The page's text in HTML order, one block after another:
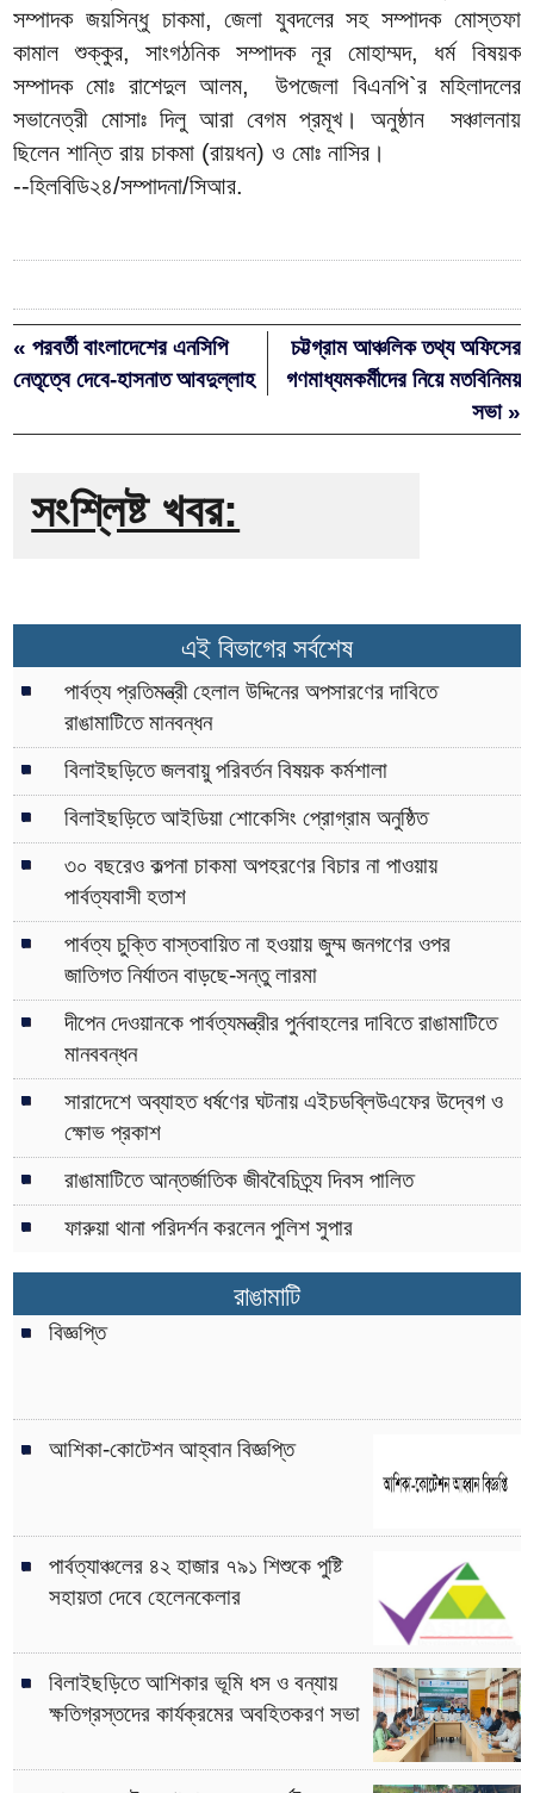
সম্পাদক জয়সিন্ধু চাকমা, জেলা যুবদলের সহ সম্পাদক মোস্তফা
কামাল শুক্কুর, সাংগঠনিক সম্পাদক নূর মোহাম্মদ, ধর্ম বিষয়ক
সম্পাদক মোঃ রাশেদুল আলম, উপজেলা বিএনপি`র মহিলাদলের
সভানেত্রী মোসাঃ দিলু আরা বেগম প্রমূখ। অনুষ্ঠান সঞ্চালনায়
ছিলেন শান্তি রায় চাকমা (রায়ধন) ও মোঃ নাসির।
--হিলবিডি২৪/সম্পাদনা/সিআর.
« পরবর্তী বাংলাদেশের এনসিপি
নেতৃত্বে দেবে-হাসনাত আবদুল্লাহ
চট্টগ্রাম আঞ্চলিক তথ্য অফিসের
গণমাধ্যমকর্মীদের নিয়ে মতবিনিময়
সভা »
সংশ্লিষ্ট খবর:
এই বিভাগের সর্বশেষ
পার্বত্য প্রতিমন্ত্রী হেলাল উদ্দিনের অপসারণের দাবিতে
রাঙামাটিতে মানবন্ধন
বিলাইছড়িতে জলবায়ু পরিবর্তন বিষয়ক কর্মশালা
বিলাইছড়িতে আইডিয়া শোকেসিং প্রোগ্রাম অনুষ্ঠিত
৩০ বছরেও কল্পনা চাকমা অপহরণের বিচার না পাওয়ায়
পার্বত্যবাসী হতাশ
পার্বত্য চুক্তি বাস্তবায়িত না হওয়ায় জুম্ম জনগণের ওপর
জাতিগত নির্যাতন বাড়ছে-সন্তু লারমা
দীপেন দেওয়ানকে পার্বত্যমন্ত্রীর পুর্নবাহলের দাবিতে রাঙামাটিতে
মানববন্ধন
সারাদেশে অব্যাহত ধর্ষণের ঘটনায় এইচডব্লিউএফের উদ্বেগ ও
ক্ষোভ প্রকাশ
রাঙামাটিতে আন্তর্জাতিক জীববৈচিত্র্য দিবস পালিত
ফারুয়া থানা পরিদর্শন করলেন পুলিশ সুপার
রাঙামাটি
বিজ্ঞপ্তি
আশিকা-কোটেশন আহ্বান বিজ্ঞপ্তি
পার্বত্যাঞ্চলের ৪২ হাজার ৭৯১ শিশুকে পুষ্টি
সহায়তা দেবে হেলেনকেলার
বিলাইছড়িতে আশিকার ভূমি ধস ও বন্যায়
ক্ষতিগ্রস্তদের কার্যক্রমের অবহিতকরণ সভা